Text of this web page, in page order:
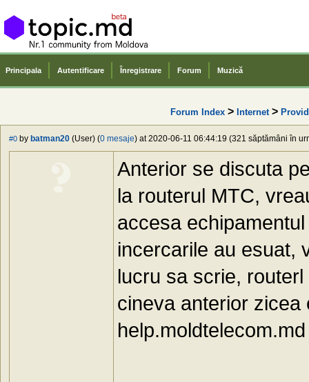
Principala Autentificare Înregistrare Forum Muzică
Forum Index > Internet >
#0 by batman20 (User) (0 mesaje) at 2020-06-11 06:44:19 (321 săptămâni în
Anterior se discuta
la routerul MTC,
accesa
incercarile au esuat,
lucru sa scrie,
cineva anterior